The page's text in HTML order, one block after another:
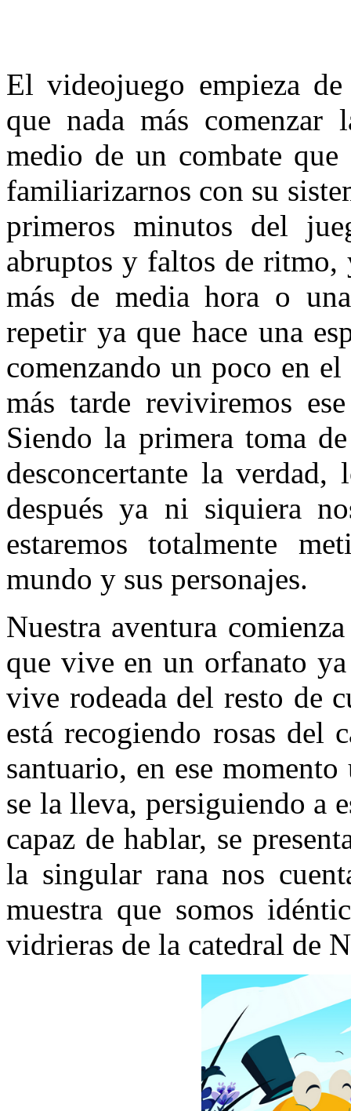
El videojuego empieza
que nada más comenzar
medio de un combate
familiarizarnos con su
primeros minutos del
abruptos y faltos de ritmo,
más de media hora o
repetir ya que hace una
comenzando un poco en
más tarde reviviremos
Siendo la primera toma
desconcertante la
después ya ni siquiera
estaremos totalmente
mundo y sus personajes.
Nuestra aventura
que vive en un orfanato
vive rodeada del resto de
está recogiendo rosas del
santuario, en ese
se la lleva, persiguiendo a
capaz de hablar, se
la singular rana nos
muestra que somos
vidrieras de la catedral de